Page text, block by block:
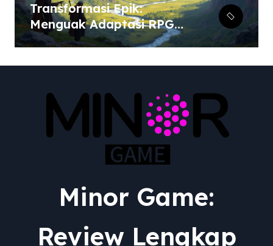
Transformasi Epik:
Menguak Adaptasi RPG
dari Berbagai Media ke
Minor Game:
Review Lengkap